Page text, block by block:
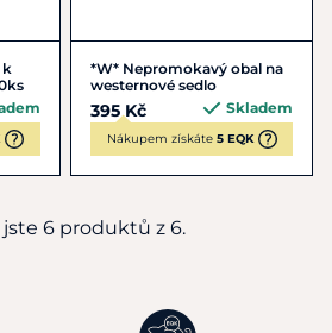
k
*W* Nepromokavý obal na
westernové sedlo
395 Kč Skladem
Nákupem získáte 5 EQK
6 produktů z 6.